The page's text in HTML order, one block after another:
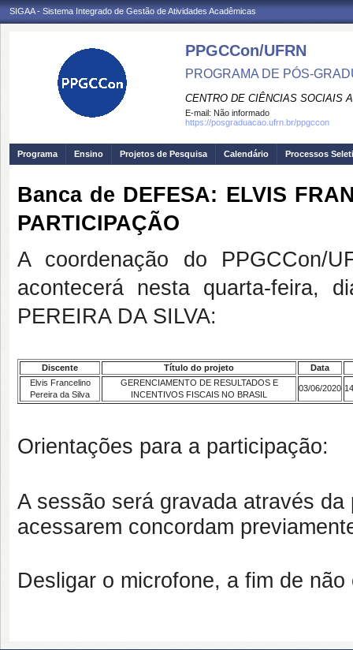
SIGAA - Sistema Integrado de Gestão de Atividades Acadêmicas
PPGCCon/UFRN
PROGRAMA DE PÓS-
CENTRO DE CIÊNCIAS SOCIAIS
E-mail: Não informado
https://posgraduacao.ufrn.br/ppgccon
Programa Ensino Projetos de Pesquisa Calendário Processos
Banca de DEFESA: ELVIS
PARTICIPAÇÃO
A coordenação do PPGCCon/
acontecerá nesta quarta-feira,
PEREIRA DA SILVA:
Discente Título do projeto
Data
Elvis Francelino
Pereira da Silva
GERENCIAMENTO DE RESULTADOS E
INCENTIVOS FISCAIS NO BRASIL
03/06/2020
Orientações para a participação:
A sessão será gravada através da
acessarem concordam
Desligar o microfone, a fim de